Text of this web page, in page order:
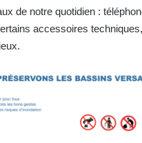
de notre quotidien :
accessoires